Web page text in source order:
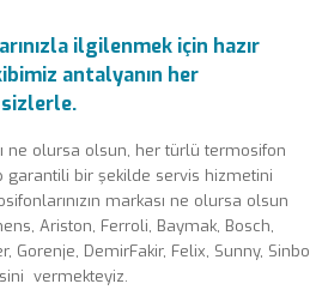
ilgilenmek için hazır
antalyanın her
ne olursa olsun, her türlü termosifon
garantili bir şekilde servis hizmetini
markası ne olursa olsun
Ariston, Ferroli, Baymak, Bosch,
Gorenje, DemirFakir, Felix, Sunny, Sinbo
vermekteyiz.